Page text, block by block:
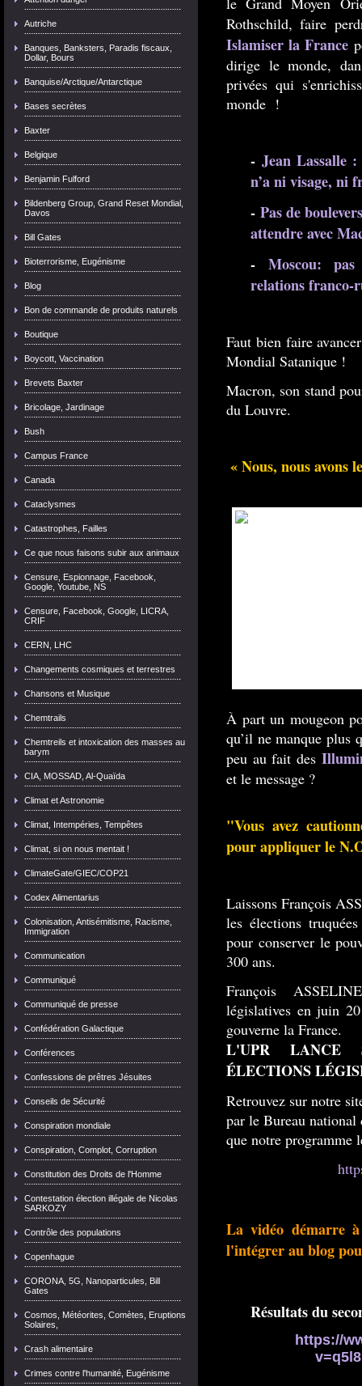
Autriche
Banques, Banksters, Paradis fiscaux,
Dollar, Bours
Banquise/Arctique/Antarctique
Bases secrètes
Baxter
Belgique
Benjamin Fulford
Bildenberg Group, Grand Reset Mondial,
Davos
Bill Gates
Bioterrorisme, Eugénisme
Blog
Bon de commande de produits naturels
Boutique
Boycott, Vaccination
Brevets Baxter
Bricolage, Jardinage
Bush
Campus France
Canada
Cataclysmes
Catastrophes, Failles
Ce que nous faisons subir aux animaux
Censure, Espionnage, Facebook,
Google, Youtube, NS
Censure, Facebook, Google, LICRA,
CRIF
CERN, LHC
Changements cosmiques et terrestres
Chansons et Musique
Chemtrails
Chemtreils et intoxication des masses au
barym
CIA, MOSSAD, Al-Quaïda
Climat et Astronomie
Climat, Intempéries, Tempêtes
Climat, si on nous mentait !
ClimateGate/GIEC/COP21
Codex Alimentarius
Colonisation, Antisémitisme, Racisme,
Immigration
Communication
Communiqué
Communiqué de presse
Confédération Galactique
Conférences
Confessions de prêtres Jésuites
Conseils de Sécurité
Conspiration mondiale
Conspiration, Complot, Corruption
Constitution des Droits de l'Homme
Contestation élection illégale de Nicolas
SARKOZY
Contrôle des populations
Copenhague
CORONA, 5G, Nanoparticules, Bill
Gates
Cosmos, Météorites, Comètes, Eruptions
Solaires,
Crash alimentaire
Crimes contre l'humanité, Eugénisme
Rothschild, faire
Islamiser la France
dirige le monde,
privées qui
monde !
- Jean Lassalle
n’a ni visage, ni
- Pas de
attendre avec
- Moscou:
relations franco-
Faut bien faire
Mondial Satanique !
Macron, son stand
du Louvre.
« Nous, nous avons
À part un mougeon
qu’il ne manque plus
peu au fait des
et le message ?
"Vous avez
pour appliquer le
Laissons François
les élections
pour conserver le
300 ans.
François
législatives en juin
gouverne la France.
L'UPR LANCE
ÉLECTIONS
Retrouvez sur notre
par le Bureau
que notre programme
La vidéo démarre
l'intégrer au blog
Résultats du
https://